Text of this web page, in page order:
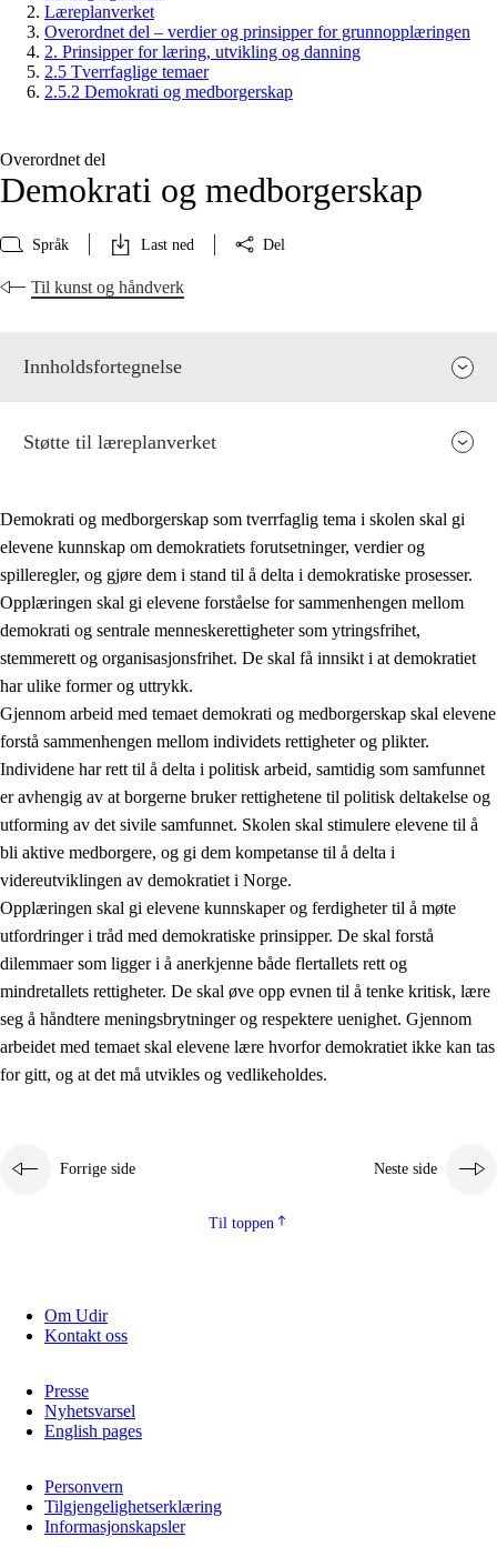
Læreplanverket
Overordnet del – verdier og prinsipper for grunnopplæringen
2. Prinsipper for læring, utvikling og danning
2.5 Tverrfaglige temaer
2.5.2 Demokrati og medborgerskap
Overordnet del
Demokrati og medborgerskap
Språk Last ned Del
Til kunst og håndverk
Innholdsfortegnelse
2. Prinsipper for læring, utvikling og danning
2.1 Sosial læring og utvikling
2.2 Kompetanse i fagene
2.3 Grunnleggende ferdigheter
2.4 Å lære å lære
Tverrfaglige temaer
2.5 Tverrfaglige temaer
2.5.1 Folkehelse og livsmestring
2.5.2 Demokrati og medborgerskap
Støtte til læreplanverket
Demokrati og medborgerskap som tverrfaglig tema i skolen skal gi
elevene kunnskap om demokratiets forutsetninger, verdier og
spilleregler, og gjøre dem i stand til å delta i demokratiske prosesser.
Opplæringen skal gi elevene forståelse for sammenhengen mellom
demokrati og sentrale menneskerettigheter som ytringsfrihet,
stemmerett og organisasjonsfrihet. De skal få innsikt i at demokratiet
har ulike former og uttrykk.
Gjennom arbeid med temaet demokrati og medborgerskap skal elevene
forstå sammenhengen mellom individets rettigheter og plikter.
Individene har rett til å delta i politisk arbeid, samtidig som samfunnet
er avhengig av at borgerne bruker rettighetene til politisk deltakelse og
utforming av det sivile samfunnet. Skolen skal stimulere elevene til å
bli aktive medborgere, og gi dem kompetanse til å delta i
videreutviklingen av demokratiet i Norge.
Opplæringen skal gi elevene kunnskaper og ferdigheter til å møte
utfordringer i tråd med demokratiske prinsipper. De skal forstå
dilemmaer som ligger i å anerkjenne både flertallets rett og
mindretallets rettigheter. De skal øve opp evnen til å tenke kritisk, lære
seg å håndtere meningsbrytninger og respektere uenighet. Gjennom
arbeidet med temaet skal elevene lære hvorfor demokratiet ikke kan tas
for gitt, og at det må utvikles og vedlikeholdes.
Forrige side Neste side
Til toppen
Om Udir
Kontakt oss
Presse
Nyhetsvarsel
English pages
Personvern
Tilgjengelighetserklæring
Informasjonskapsler